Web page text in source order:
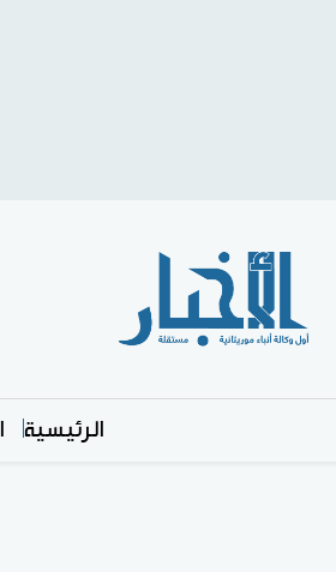
الرئيسية